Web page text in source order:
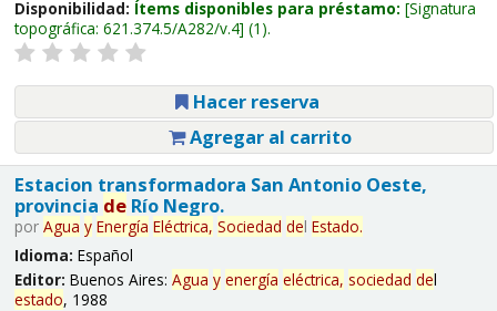
Disponibilidad: Ítems disponibles para préstamo: Signatura
topográfica: 621.374.5/A282/v.4 (1).
Hacer reserva
Agregar al carrito
Estacion transformadora San Antonio Oeste,
provincia deRío Negro.
por Agua y Energía Eléctrica, Sociedad del Estado.
Idioma: Español
Editor: Buenos Aires: Agua y energía eléctrica, sociedad del
estado, 1988